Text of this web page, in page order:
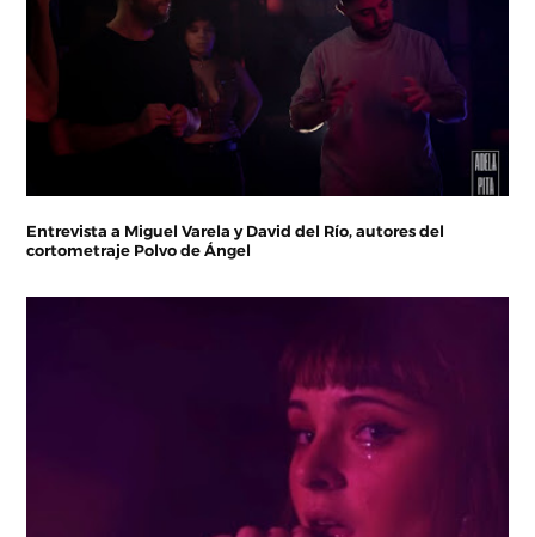
Entrevista a Miguel Varela y David del Río, autores del
cortometraje Polvo de Ángel